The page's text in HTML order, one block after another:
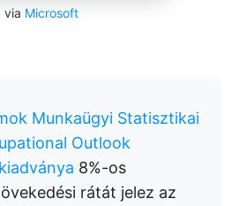
via Microsoft
Munkaügyi Statisztikai
Outlook
8%-os
rátát jelez az